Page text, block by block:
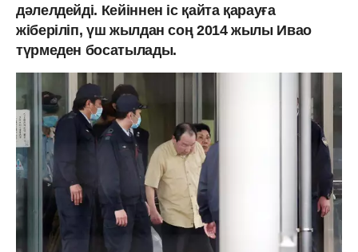
дәлелдейді. Кейіннен іс қайта қарауға
жіберіліп, үш жылдан соң 2014 жылы Ивао
түрмеден босатылады.